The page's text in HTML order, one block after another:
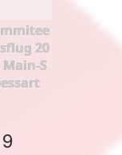
20
Main-S